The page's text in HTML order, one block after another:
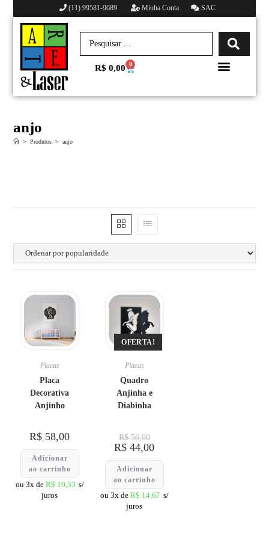
(11) 99581-9689 Minha Conta SAC
R$ 0,00 0
anjo
> Produtos > anjo
Placas
Placa
Decorativa
Anjinho
R$ 58,00
Adicionar
ao carrinho
ou 3x de R$ 19,33 s/
juros
OFERTA!
Placas
Quadro
Anjinha e
Diabinha
R$56,00
R$ 44,00
Adicionar
ao carrinho
ou 3x de R$ 14,67 s/
juros